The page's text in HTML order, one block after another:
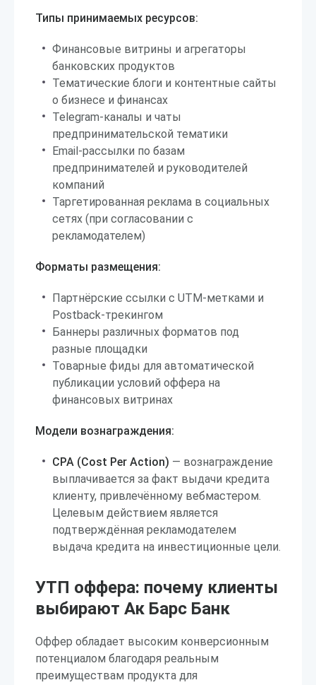
Типы принимаемых ресурсов:
Финансовые витрины и агрегаторы
банковских продуктов
Тематические блоги и контентные сайты
о бизнесе и финансах
Telegram-каналы и чаты
предпринимательской тематики
Email-рассылки по базам
предпринимателей и руководителей
компаний
Таргетированная реклама в социальных
сетях (при согласовании с
рекламодателем)
Форматы размещения:
Партнёрские ссылки с UTM-метками и
Postback-трекингом
Баннеры различных форматов под
разные площадки
Товарные фиды для автоматической
публикации условий оффера на
финансовых витринах
Модели вознаграждения:
CPA (Cost Per Action) — вознаграждение
выплачивается за факт выдачи кредита
клиенту, привлечённому вебмастером.
Целевым действием является
подтверждённая рекламодателем
выдача кредита на инвестиционные цели.
УТП оффера: почему клиенты
выбирают Ак Барс Банк
Оффер обладает высоким конверсионным
потенциалом благодаря реальным
преимуществам продукта для